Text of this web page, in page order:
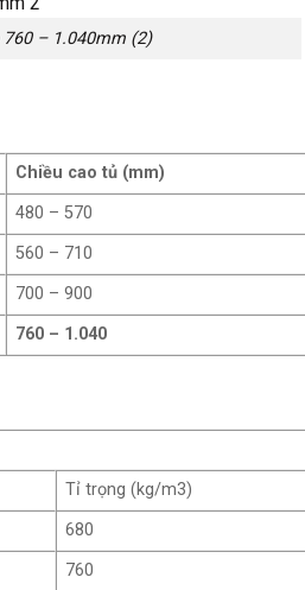
760 – 1.040mm (2)
Chiều cao tủ (mm)
480 – 570
560 – 710
700 – 900
760 – 1.040
Tỉ trọng (kg/m3)
680
760